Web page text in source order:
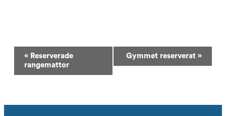
Evenemang-
navigering
« Reserverade
rangemattor
Gymmet reserverat »